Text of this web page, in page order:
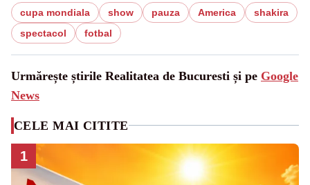
cupa mondiala show pauza America
shakira
spectacol
fotbal
Urmărește știrile Realitatea de Bucuresti și pe Google
News
CELE MAI CITITE
1